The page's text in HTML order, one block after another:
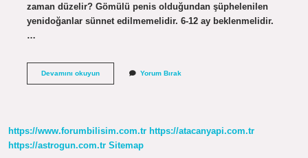
zaman düzelir? Gömülü penis olduğundan şüphelenilen
yenidoğanlar sünnet edilmemelidir. 6-12 ay beklenmelidir.
…
Devamını okuyunErkek
Yorum Bırak
https://www.forumbilisim.com.tr https://atacanyapi.com.tr
https://astrogun.com.tr Sitemap